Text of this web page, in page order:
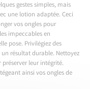
gestes simples, mais
une lotion adaptée. Ceci
vos ongles pour
impeccables en
pose. Privilégiez des
résultat durable. Nettoyez
leur intégrité.
ainsi vos ongles de